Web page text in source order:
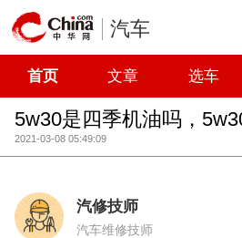
汽车
首页 文章 选车
5w30是四季机油吗，
2021-03-08 05:49:09
汽修技师
汽车维修技师